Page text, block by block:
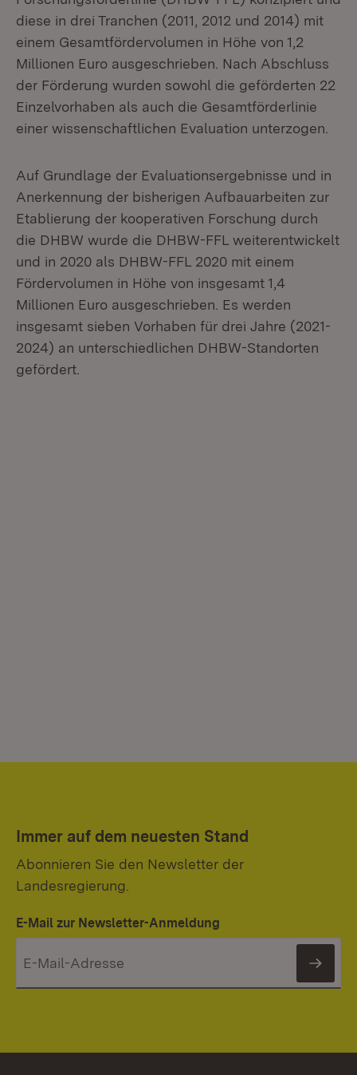
diese in drei Tranchen (2011, 2012 und 2014) mit
einem Gesamtfördervolumen in Höhe von 1,2
Millionen Euro ausgeschrieben. Nach Abschluss
der Förderung wurden sowohl die geförderten 22
Einzelvorhaben als auch die Gesamtförderlinie
einer wissenschaftlichen Evaluation unterzogen.
Auf Grundlage der Evaluationsergebnisse und in
Anerkennung der bisherigen Aufbauarbeiten zur
Etablierung der kooperativen Forschung durch
die DHBW wurde die DHBW-FFL weiterentwickelt
und in 2020 als DHBW-FFL 2020 mit einem
Fördervolumen in Höhe von insgesamt 1,4
Millionen Euro ausgeschrieben. Es werden
insgesamt sieben Vorhaben für drei Jahre (2021-
2024) an unterschiedlichen DHBW-Standorten
gefördert.
Immer auf dem neuesten Stand
Abonnieren Sie den Newsletter der
Landesregierung.
E-Mail zur Newsletter-Anmeldung